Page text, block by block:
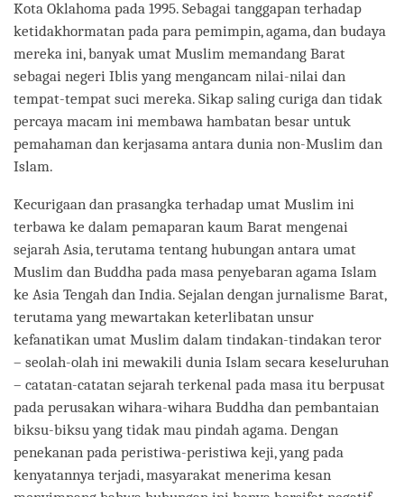
Kota Oklahoma pada 1995. Sebagai tanggapan terhadap
ketidakhormatan pada para pemimpin, agama, dan budaya
mereka ini, banyak umat Muslim memandang Barat
sebagai negeri Iblis yang mengancam nilai-nilai dan
tempat-tempat suci mereka. Sikap saling curiga dan tidak
percaya macam ini membawa hambatan besar untuk
pemahaman dan kerjasama antara dunia non-Muslim dan
Islam.
Kecurigaan dan prasangka terhadap umat Muslim ini
terbawa ke dalam pemaparan kaum Barat mengenai
sejarah Asia, terutama tentang hubungan antara umat
Muslim dan Buddha pada masa penyebaran agama Islam
ke Asia Tengah dan India. Sejalan dengan jurnalisme Barat,
terutama yang mewartakan keterlibatan unsur
kefanatikan umat Muslim dalam tindakan-tindakan teror
– seolah-olah ini mewakili dunia Islam secara keseluruhan
– catatan-catatan sejarah terkenal pada masa itu berpusat
pada perusakan wihara-wihara Buddha dan pembantaian
biksu-biksu yang tidak mau pindah agama. Dengan
penekanan pada peristiwa-peristiwa keji, yang pada
kenyatannya terjadi, masyarakat menerima kesan